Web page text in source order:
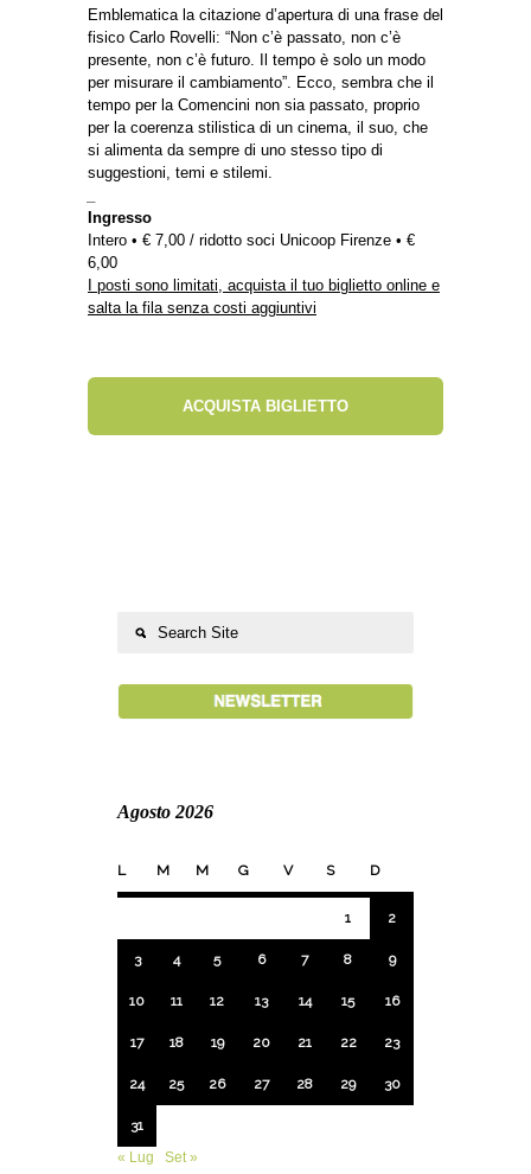
Emblematica la citazione d’apertura di una frase del
fisico Carlo Rovelli: “Non c’è passato, non c’è
presente, non c’è futuro. Il tempo è solo un modo
per misurare il cambiamento”. Ecco, sembra che il
tempo per la Comencini non sia passato, proprio
per la coerenza stilistica di un cinema, il suo, che
si alimenta da sempre di uno stesso tipo di
suggestioni, temi e stilemi.
Ingresso
Intero • € 7,00 / ridotto soci Unicoop Firenze • €
6,00
I posti sono limitati, acquista il tuo biglietto online e
salta la fila senza costi aggiuntivi
ACQUISTA BIGLIETTO
Agosto 2026
L M M G V S D
1 2
3 4 5 6 7 8 9
10 11 12 13 14 15 16
17 18 19 20 21 22 23
24 25 26 27 28 29 30
31
« Lug
Set »